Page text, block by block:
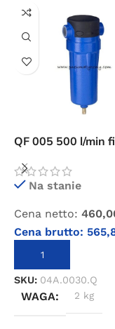
QF 005 500 l/min
powietrza
Na stanie
Cena netto:
Cena brutto:
DODAJ DO KOSZYKA
SKU: 04A.0030.Q
WAGA 2 kg